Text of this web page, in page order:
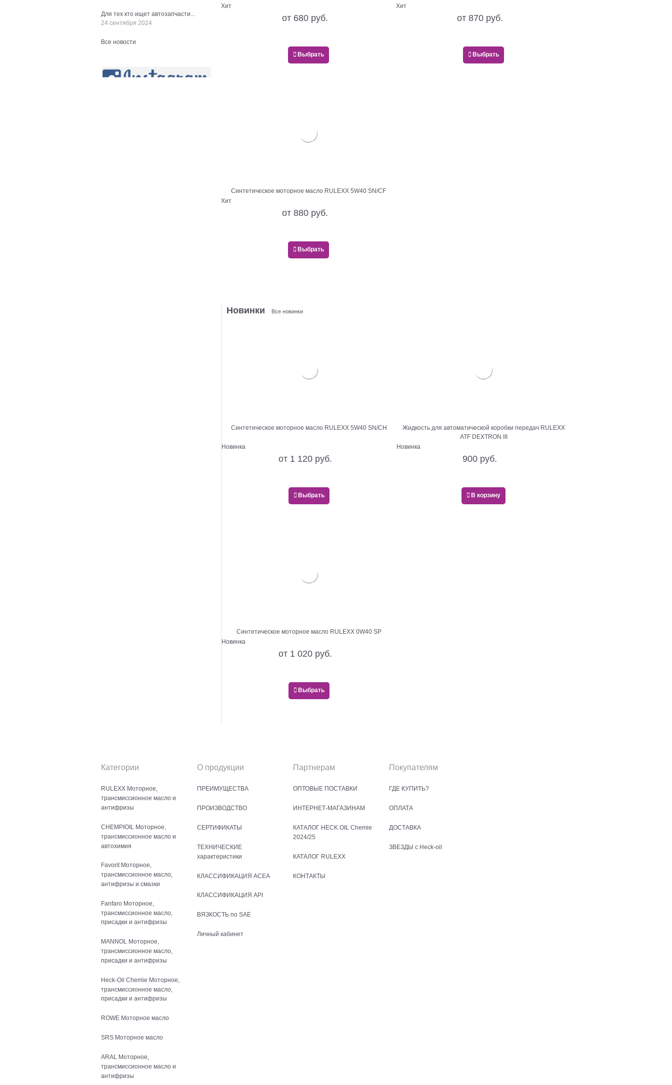
Для тех кто ищет автозапчасти...
24 сентября 2024
Все новости
Хит
от 680 руб.
Выбрать
Хит
от 870 руб.
Выбрать
Синтетическое моторное масло RULEXX 5W40 SN/CF
Хит
от 880 руб.
Выбрать
Новинки Все новинки
Синтетическое моторное масло RULEXX 5W40 SN/CH
Новинка
от 1 120 руб.
Выбрать
Жидкость для автоматической коробки передач RULEXX
ATF DEXTRON III
Новинка
900 руб.
В корзину
Синтетическое моторное масло RULEXX 0W40 SP
Новинка
от 1 020 руб.
Выбрать
Категории
RULEXX Моторное,
трансмиссионное масло и
антифризы
CHEMPIOIL Моторное,
трансмиссионное масло и
автохимия
Favorit Моторное,
трансмиссионное масло,
антифризы и смазки
Fanfaro Моторное,
трансмиссионное масло,
присадки и антифризы
MANNOL Моторное,
трансмиссионное масло,
присадки и антифризы
Heck-Oil Chemie Моторное,
трансмиссионное масло,
присадки и антифризы
ROWE Моторное масло
SRS Моторное масло
ARAL Моторное,
трансмиссионное масло и
антифризы
О продукции
ПРЕИМУЩЕСТВА
ПРОИЗВОДСТВО
СЕРТИФИКАТЫ
ТЕХНИЧЕСКИЕ
характеристики
КЛАССИФИКАЦИЯ ACEA
КЛАССИФИКАЦИЯ API
ВЯЗКОСТЬ по SAE
Личный кабинет
Партнерам
ОПТОВЫЕ ПОСТАВКИ
ИНТЕРНЕТ-МАГАЗИНАМ
КАТАЛОГ HECK OIL Chemie
2024/25
КАТАЛОГ RULEXX
КОНТАКТЫ
Покупателям
ГДЕ КУПИТЬ?
ОПЛАТА
ДОСТАВКА
ЗВЕЗДЫ с Heck-oil